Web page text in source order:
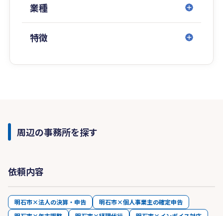
業種
特徴
周辺の事務所を探す
依頼内容
明石市×法人の決算・申告
明石市×個人事業主の確定申告